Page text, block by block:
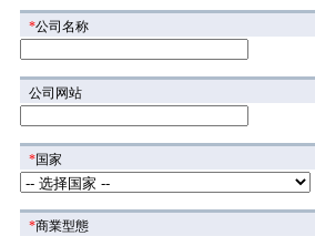
*公司名称
公司网站
*国家
*商業型態